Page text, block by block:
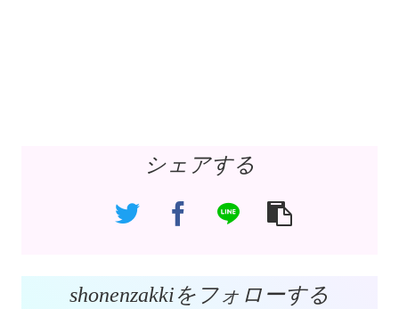
シェアする
shonenzakkiをフォローする